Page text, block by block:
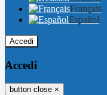
Français
Español
Accedi
Accedi
button close ×